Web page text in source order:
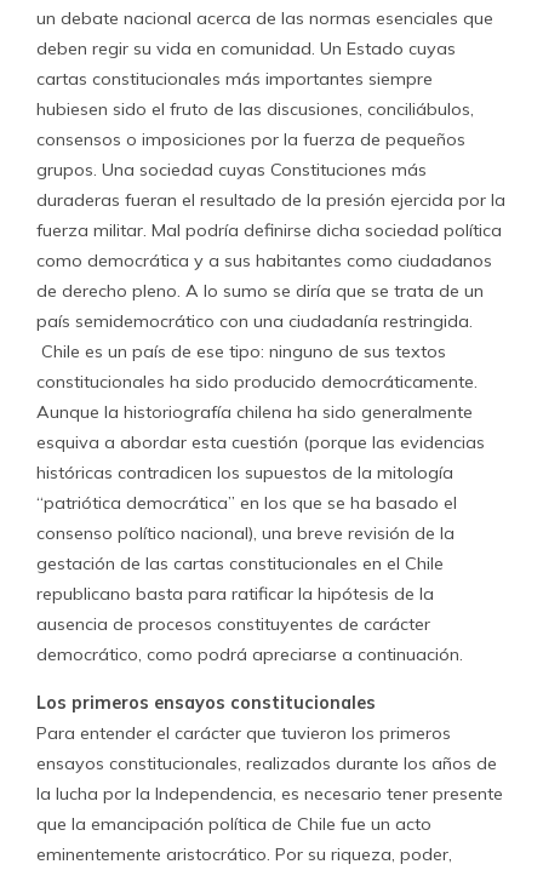
un debate nacional acerca de las normas esenciales que
deben regir su vida en comunidad. Un Estado cuyas
cartas constitucionales más importantes siempre
hubiesen sido el fruto de las discusiones, conciliábulos,
consensos o imposiciones por la fuerza de pequeños
grupos. Una sociedad cuyas Constituciones más
duraderas fueran el resultado de la presión ejercida por la
fuerza militar. Mal podría definirse dicha sociedad política
como democrática y a sus habitantes como ciudadanos
de derecho pleno. A lo sumo se diría que se trata de un
país semidemocrático con una ciudadanía restringida.
Chile es un país de ese tipo: ninguno de sus textos
constitucionales ha sido producido democráticamente.
Aunque la historiografía chilena ha sido generalmente
esquiva a abordar esta cuestión (porque las evidencias
históricas contradicen los supuestos de la mitología
“patriótica democrática” en los que se ha basado el
consenso político nacional), una breve revisión de la
gestación de las cartas constitucionales en el Chile
republicano basta para ratificar la hipótesis de la
ausencia de procesos constituyentes de carácter
democrático, como podrá apreciarse a continuación.
Los primeros ensayos constitucionales
Para entender el carácter que tuvieron los primeros
ensayos constitucionales, realizados durante los años de
la lucha por la Independencia, es necesario tener presente
que la emancipación política de Chile fue un acto
eminentemente aristocrático. Por su riqueza, poder,